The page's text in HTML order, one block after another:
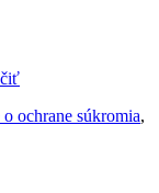
ochrane súkromia,